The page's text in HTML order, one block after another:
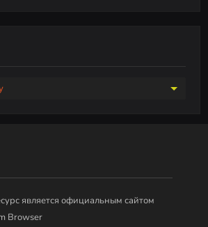
является официальным сайтом
Browser